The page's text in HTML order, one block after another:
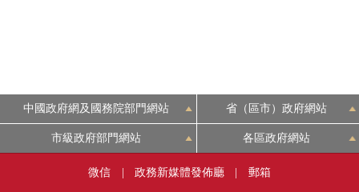
中國政府網及國務院部門網站 省（區市）政府網站
市級政府部門網站 各區政府網站
微信 政務新媒體發佈廳 郵箱